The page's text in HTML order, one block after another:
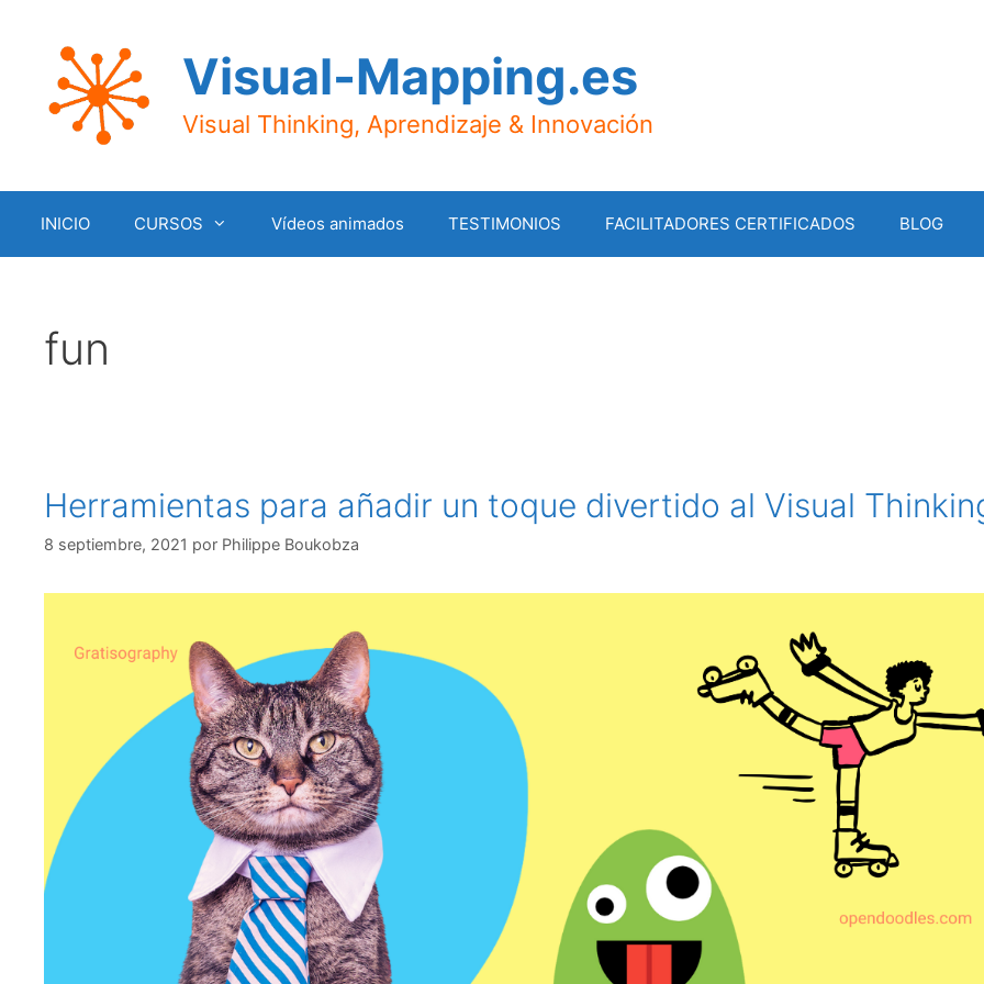
contenido
Visual-Mapping.es
Visual Thinking, Aprendizaje & Innovación
INICIO CURSOS Vídeos animados TESTIMONIOS FACILITADORES CERTIFICADOS BLOG
fun
Herramientas para añadir un toque divertido al Visual
8 septiembre, 2021 por Philippe Boukobza